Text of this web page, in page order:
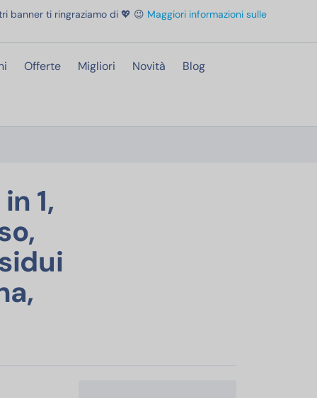
banner ti ringraziamo di 💖 😉 Maggiori informazioni sulle
Offerte Migliori Novità Blog
1,